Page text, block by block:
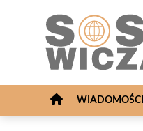
WIADOMOŚCI